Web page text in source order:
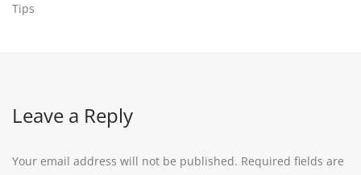
Tips
Leave a Reply
Your email address will not be published. Required fields are